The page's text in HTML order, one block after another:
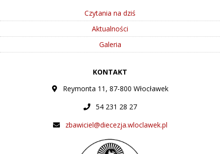
Czytania na dziś
Aktualności
Galeria
KONTAKT
Reymonta 11, 87-800 Włocławek
54 231 28 27
zbawiciel@diecezja.wloclawek.pl